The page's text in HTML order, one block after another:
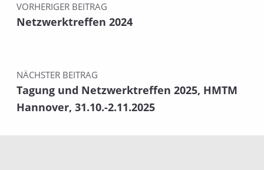
VORHERIGER BEITRAG
Netzwerktreffen 2024
NÄCHSTER BEITRAG
Tagung und Netzwerktreffen 2025, HMTM
Hannover, 31.10.-2.11.2025